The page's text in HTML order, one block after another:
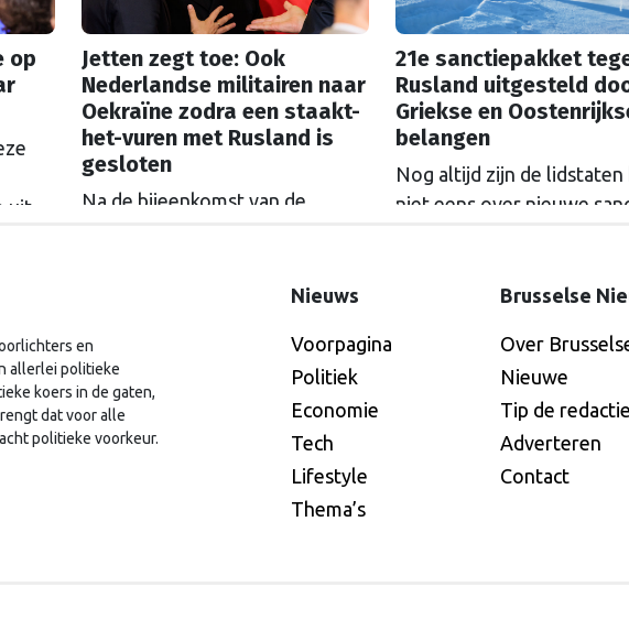
op
uit
bij
Jetten zegt toe: Ook
Nederlandse militairen naar
Oekraïne zodra een staakt-
het-vuren met Rusland is
gesloten
Na de bijeenkomst van de
ook Nederland militairen naar
vrede is met Rusland. De
'Multinationale Strijdmacht', met
militairen uit meerdere landen,
moet zorgen dat Rusland niet
21e sanctiepakket
Rusland uitgesteld
Griekse en
belangen
Nog altijd zijn de lidstaten
niet eens over nieuwe
vooruitgeschoven, dat
en
allerlei politieke
koers in de gaten,
dat voor alle
politieke voorkeur.
Nieuws
Voorpagina
Politiek
Economie
Tech
Lifestyle
Thema’s
Brusselse
Over
Nieuwe
Tip de redactie
Adverteren
Contact